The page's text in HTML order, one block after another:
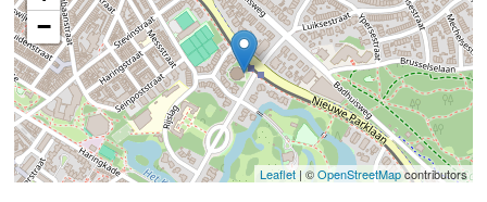
−
Leaflet| ©OpenStreetMapcontributors